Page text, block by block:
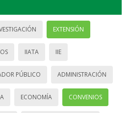
EXTENSIÓN
IIATA IIE
PÚBLICO ADMINISTRACIÓN
ECONOMÍA CONVENIOS